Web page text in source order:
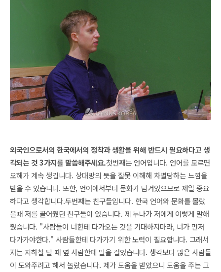
외국인으로서의 한국에서의 정착과 생활을 위해 반드시 필요하다고 생
각되는 것 3가지를 말씀해주세요.첫번째는 언어입니다. 언어를 모르면
오해가 계속 생깁니다. 상대방의 뜻을 잘못 이해해 차별당하는 느낌을
받을 수 있습니다. 또한, 언어에서부터 문화가 담겨있으므로 제일 중요
하다고 생각합니다.두번째는 친구들입니다. 한국 언어와 문화를 몰랐
을때 저를 끌어줬던 친구들이 있습니다. 제 누나가 저에게 이렇게 말해
줬습니다. "사람들이 너한테 다가오는 것을 기대하지마라, 너가 먼저
다가가야한다." 사람들한테 다가가기 위한 노력이 필요합니다. 그래서
저는 지하철 탈 때 옆 사람한테 말을 걸었습니다. 생각보다 많은 사람들
이 도와주려고 해서 놀랐습니다. 제가 도움을 받았으니 도움을 주는 그